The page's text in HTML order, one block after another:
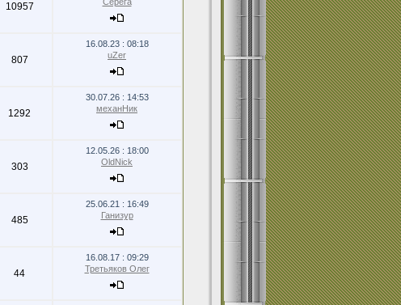
10957
807
16.08.23 : 08:18
uZer
1292
30.07.26 : 14:53
механНик
303
12.05.26 : 18:00
OldNick
485
25.06.21 : 16:49
Ганизур
44
16.08.17 : 09:29
Третьяков Олег